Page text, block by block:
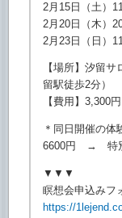
2月15日（土）
2月20日（木）
2月23日（日）
【場所】汐留サ
留駅徒歩2分）
【費用】3,300
＊同日開催の体
6600円 → 特別
▼▼▼
瞑想会申込みフ
https://